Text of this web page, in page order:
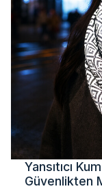
Yansıtıcı
Güvenlikten